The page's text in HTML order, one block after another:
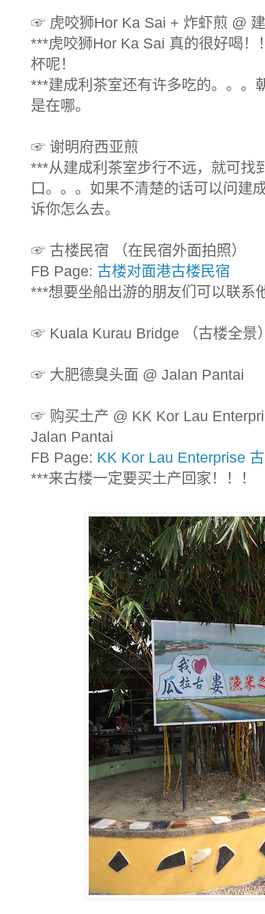
☞ 虎咬狮Hor Ka Sai + 炸虾煎 @
***虎咬狮Hor Ka Sai 真的很好喝！
杯呢！
***建成利茶室还有许多吃的。。。
是在哪。
☞ 谢明府西亚煎
***从建成利茶室步行不远，就可找
口。。。如果不清楚的话可以问建
诉你怎么去。
☞ 古楼民宿 （在民宿外面拍照）
FB Page: 古楼对面港古楼民宿
***想要坐船出游的朋友们可以联系
☞ Kuala Kurau Bridge （古楼全景
☞ 大肥德臭头面 @ Jalan Pantai
☞ 购买土产 @ KK Kor Lau
Jalan Pantai
FB Page: KK Kor Lau Enterprise
***来古楼一定要买土产回家！！！